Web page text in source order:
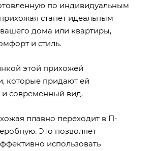
по индивидуальным
станет идеальным
дома или квартиры,
и стиль.
этой прихожей
которые придают ей
современный вид.
плавно переходит в П-
Это позволяет
использовать